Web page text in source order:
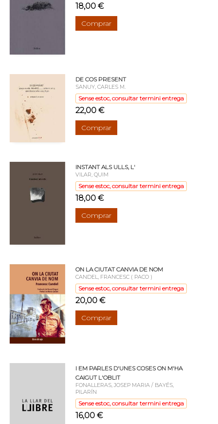
18,00 €
Comprar
DE COS PRESENT
SANUY, CARLES M.
Sense estoc, consultar termini entrega
22,00 €
Comprar
INSTANT ALS ULLS, L'
VILAR, QUIM
Sense estoc, consultar termini entrega
18,00 €
Comprar
ON LA CIUTAT CANVIA DE NOM
CANDEL, FRANCESC ( PACO )
Sense estoc, consultar termini entrega
20,00 €
Comprar
I EM PARLES D'UNES COSES ON M'HA
CAIGUT L'OBLIT
FONALLERAS, JOSEP MARIA / BAYÉS,
PILARÍN
Sense estoc, consultar termini entrega
16,00 €